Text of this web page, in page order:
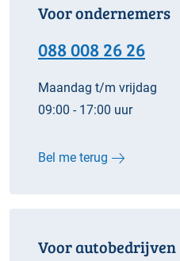
Voor ondernemers
088 008 26 26
Maandag t/m vrijdag
09:00 - 17:00 uur
Bel me terug
Voor autobedrijven